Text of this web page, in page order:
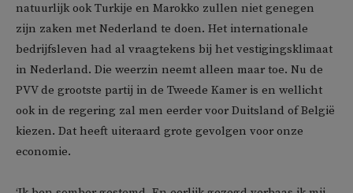
natuurlijk ook Turkije en Marokko zullen niet genegen
zijn zaken met Nederland te doen. Het internationale
bedrijfsleven had al vraagtekens bij het vestigingsklimaat
in Nederland. Die weerzin neemt alleen maar toe. Nu de
PVV de grootste partij in de Tweede Kamer is en wellicht
ook in de regering zal men eerder voor Duitsland of België
kiezen. Dat heeft uiteraard grote gevolgen voor onze
economie.